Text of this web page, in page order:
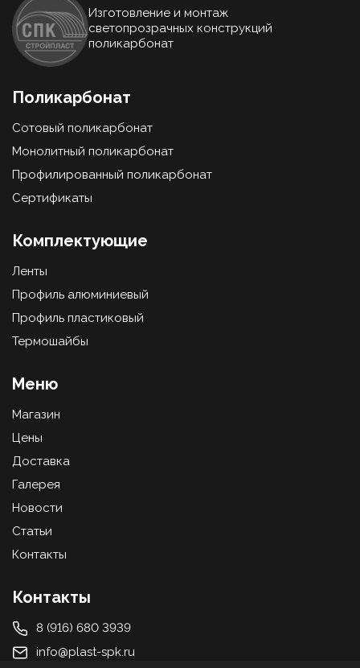
Изготовление и монтаж
светопрозрачных конструкций
поликарбонат
Поликарбонат
Сотовый поликарбонат
Монолитный поликарбонат
Профилированный поликарбонат
Сертификаты
Комплектующие
Ленты
Профиль алюминиевый
Профиль пластиковый
Термошайбы
Меню
Магазин
Цены
Доставка
Галерея
Новости
Статьи
Контакты
Контакты
8 (916) 680 3939
info@plast-spk.ru